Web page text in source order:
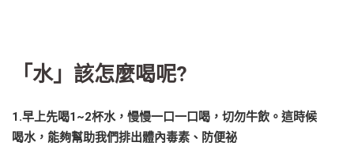
「水」該怎麼喝呢?
1.早上先喝1~2杯水，慢慢一口一口喝，切勿牛飲。這時候
喝水，能夠幫助我們排出體內毒素、防便祕